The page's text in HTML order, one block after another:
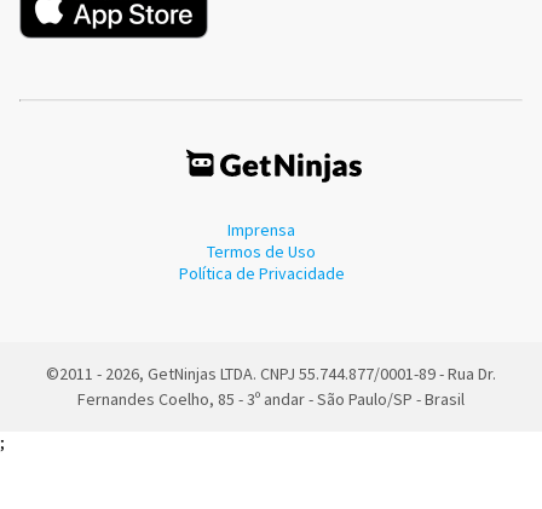
Imprensa
Termos de Uso
Política de Privacidade
©2011 - 2026, GetNinjas LTDA. CNPJ 55.744.877/0001-89 - Rua Dr.
Fernandes Coelho, 85 - 3º andar - São Paulo/SP - Brasil
;